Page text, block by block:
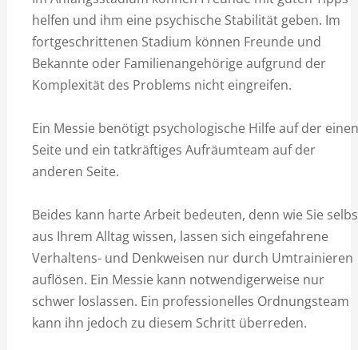
helfen und ihm eine psychische Stabilität geben. Im
fortgeschrittenen Stadium können Freunde und
Bekannte oder Familienangehörige aufgrund der
Komplexität des Problems nicht eingreifen.
Ein Messie benötigt psychologische Hilfe auf der einen
Seite und ein tatkräftiges Aufräumteam auf der
anderen Seite.
Beides kann harte Arbeit bedeuten, denn wie Sie
aus Ihrem Alltag wissen, lassen sich eingefahrene
Verhaltens- und Denkweisen nur durch Umtrainieren
auflösen. Ein Messie kann notwendigerweise nur
schwer loslassen. Ein professionelles Ordnungsteam
kann ihn jedoch zu diesem Schritt überreden.